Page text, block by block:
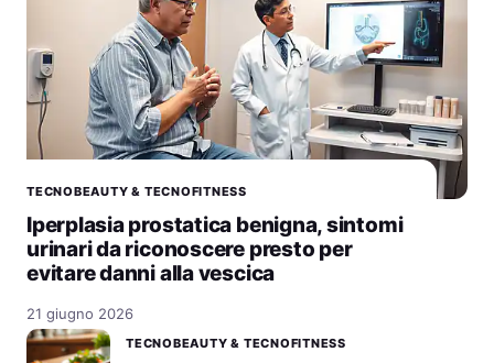
TECNOBEAUTY & TECNOFITNESS
Iperplasia prostatica benigna, sintomi
urinari da riconoscere presto per
evitare danni alla vescica
21 giugno 2026
TECNOBEAUTY & TECNOFITNESS